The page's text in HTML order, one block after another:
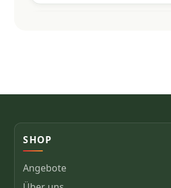
SHOP
Angebote